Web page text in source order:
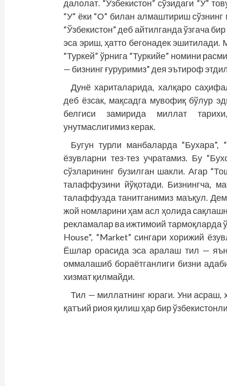
далолат. “Ўзбекистон” сўзидаги “Ў”
“У” ёки “О” билан алмаштириш
“Ўзбекистон” деб айтилганда ўзгача
эса эриш, ҳатто бегонадек эшитилади.
“Туркей” ўрнига “Туркийе” номини
— бизнинг ғуруримиз” дея эътироф
Дунё хариталарида, халқаро
деб ёзсак, мақсадга мувофиқ бўлур
белгиси замирида миллат
унутмаслигимиз керак.
Бугун турли манбаларда “Бухара”,
ёзувларни тез-тез учратамиз. Бу
сўзларининг бузилган шакли. Агар
талаффузини йўқотади. Бизнингча,
талаффузда танитганимиз маъқул.
жой номларини ҳам асл ҳолида
рекламалар ва ижтимоий тармоқларда
House”, “Market” сингари хорижий
Ёшлар орасида эса аралаш тил —
оммалашиб бораётганлиги бизни
хизмат қилмайди.
Тил — миллатнинг юраги. Уни асраш,
қатъий риоя қилиш ҳар бир